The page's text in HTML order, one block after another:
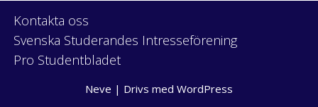
Kontakta oss
Svenska Studerandes Intresseförening
Pro Studentbladet
Neve | Drivs med WordPress